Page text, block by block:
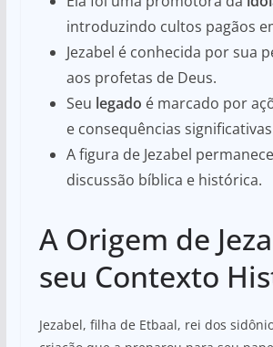
introduzindo cultos pagãos
Jezabel é conhecida por sua
aos profetas de Deus.
Seu legado é marcado por
e consequências
A figura de Jezabel
discussão bíblica e histórica.
A Origem de
seu Contexto
Jezabel, filha de Etbaal, rei dos